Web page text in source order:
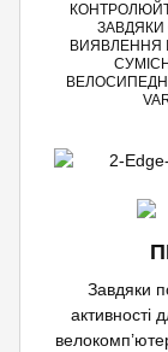
ЗАВДЯКИ
ВИЯВЛЕННЯ
Завдяки
активності